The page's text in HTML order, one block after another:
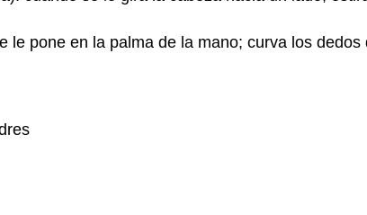
le pone en la palma de la mano; curva los dedos